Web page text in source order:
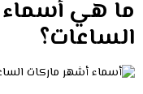
ما هي
الساعات؟